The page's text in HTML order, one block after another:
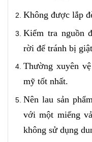
Không được lắp
Kiểm tra nguồn
rời để tránh bị
Thường xuyên
mỹ tốt nhất.
Nên lau sản
với một miếng
không sử dụng